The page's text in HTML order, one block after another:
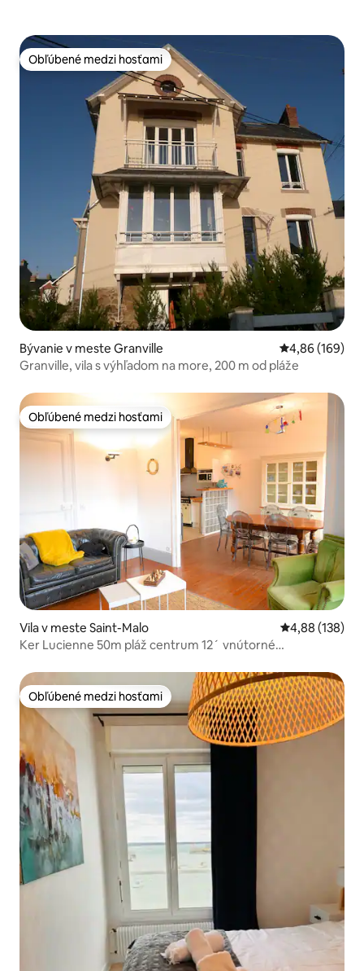
Obľúbené medzi hosťami
Obľúbené medzi hosťami
Bývanie v meste Granville Priemerné
4,86 (169)
Granville, vila s výhľadom na more, 200 m od pláže
Obľúbené medzi hosťami
Obľúbené medzi hosťami
Vila v meste Saint-Malo Priemerné
4,88 (138)
Ker Lucienne 50m pláž centrum 12´ vnútorné
Obľúbené medzi hosťami
Obľúbené medzi hosťami